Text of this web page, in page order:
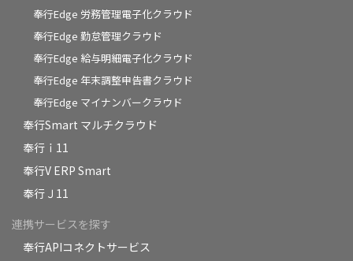
奉行Edge 労務管理電子化クラウド
奉行Edge 勤怠管理クラウド
奉行Edge 給与明細電子化クラウド
奉行Edge 年末調整申告書クラウド
奉行Edge マイナンバークラウド
奉行Smart マルチクラウド
奉行ｉ11
奉行V ERP Smart
奉行Ｊ11
連携サービスを探す
奉行APIコネクトサービス